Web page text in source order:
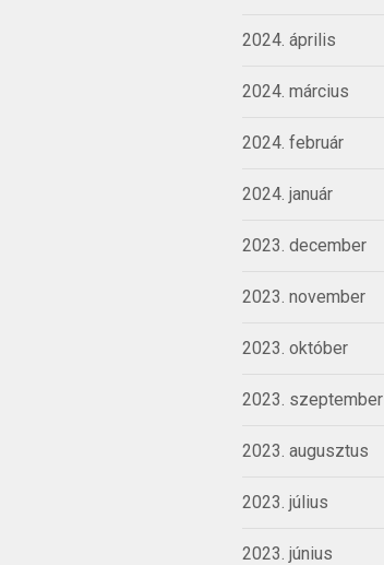
2024. április
2024. március
2024. február
2024. január
2023. december
2023. november
2023. október
2023. szeptember
2023. augusztus
2023. július
2023. június